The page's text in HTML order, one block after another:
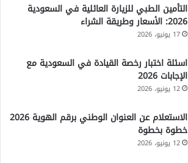
التأمين الطبي للزيارة العائلية في السعودية
2026: الأسعار وطريقة الشراء
17 يونيو، 2026
اسئلة اختبار رخصة القيادة في السعودية مع
الإجابات 2026
12 يونيو، 2026
الاستعلام عن العنوان الوطني برقم الهوية 2026
خطوة بخطوة
12 يونيو، 2026